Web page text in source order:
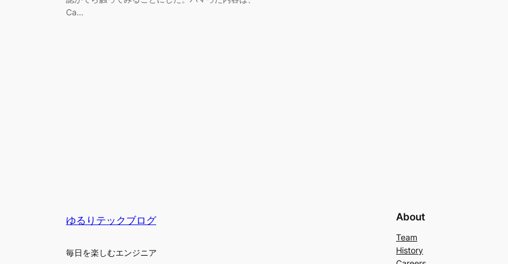
Ca…
ゆるりテックブログ
毎日を楽しむエンジニア
About
Team
History